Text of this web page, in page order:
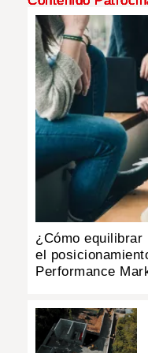
¿Cómo
el
Performance